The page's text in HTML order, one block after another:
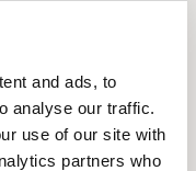
and ads, to
analyse our traffic.
use of our site with
partners who